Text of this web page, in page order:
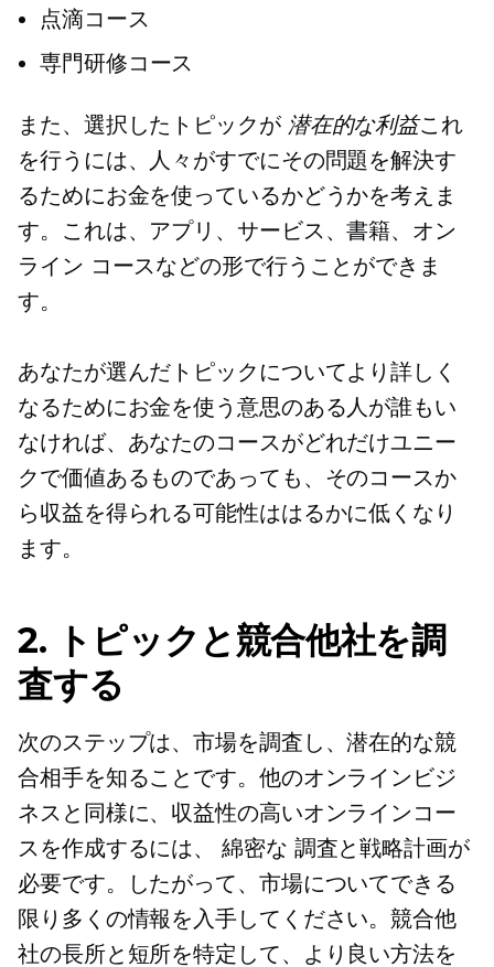
点滴コース
専門研修コース
また、選択したトピックが 潜在的な利益これ
を行うには、人々がすでにその問題を解決す
るためにお金を使っているかどうかを考えま
す。これは、アプリ、サービス、書籍、オン
ライン コースなどの形で行うことができま
す。
あなたが選んだトピックについてより詳しく
なるためにお金を使う意思のある人が誰もい
なければ、あなたのコースがどれだけユニー
クで価値あるものであっても、そのコースか
ら収益を得られる可能性ははるかに低くなり
ます。
2. トピックと競合他社を調
査する
次のステップは、市場を調査し、潜在的な競
合相手を知ることです。他のオンラインビジ
ネスと同様に、収益性の高いオンラインコー
スを作成するには、 綿密な 調査と戦略計画が
必要です。したがって、市場についてできる
限り多くの情報を入手してください。競合他
社の長所と短所を特定して、より良い方法を